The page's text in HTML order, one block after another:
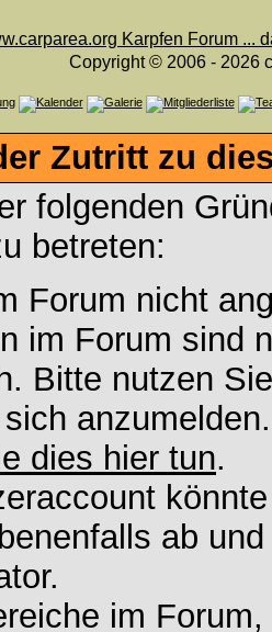
Copyright © 2006 - 2026
Zutritt zu
folgenden
betreten:
Forum nicht
im Forum sind
Bitte nutzen
dies hier tun.
ab
im